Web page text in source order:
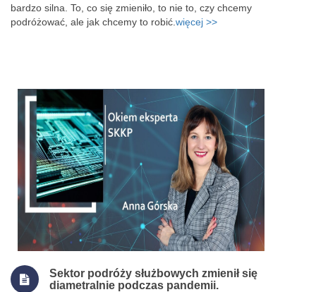
bardzo silna. To, co się zmieniło, to nie to, czy chcemy
podróżować, ale jak chcemy to robić. więcej >>
Sektor podróży służbowych zmienił się
diametralnie podczas pandemii.